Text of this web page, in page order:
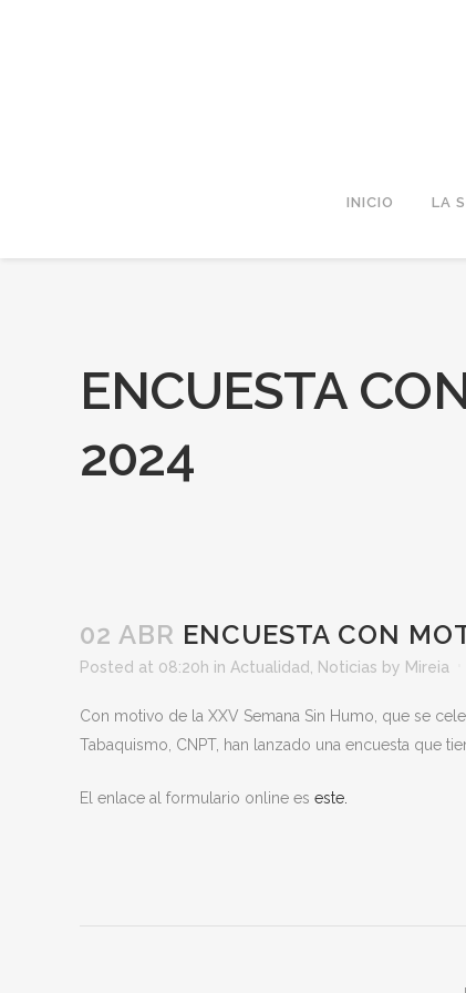
INICIO LA
ENCUESTA
2024
02 ABR ENCUESTA CON
Posted at 08:20h in Actualidad Noticias by Mireia
Con motivo de la XXV Semana Sin Humo, que se
Tabaquismo, CNPT, han lanzado una encuesta que
El enlace al formulario online es este.